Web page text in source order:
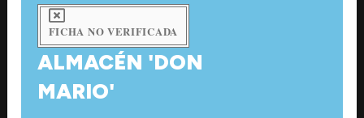
FICHA NO VERIFICADA
ALMACÉN 'DON
MARIO'